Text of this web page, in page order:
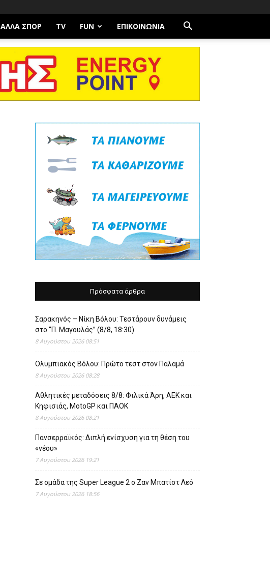
ΆΛΛΑ ΣΠΟΡ TV FUN ΕΠΙΚΟΙΝΩΝΊΑ
Πρόσφατα άρθρα
Σαρακηνός – Νίκη Βόλου: Τεστάρουν δυνάμεις
στο “Π. Μαγουλάς” (8/8, 18:30)
8 Αυγούστου 2026 08:51
Ολυμπιακός Βόλου: Πρώτο τεστ στον Παλαμά
8 Αυγούστου 2026 08:28
Αθλητικές μεταδόσεις 8/8: Φιλικά Άρη, ΑΕΚ και
Κηφισιάς, MotoGP και ΠΑΟΚ
8 Αυγούστου 2026 08:21
Πανσερραϊκός: Διπλή ενίσχυση για τη θέση του
«νέου»
7 Αυγούστου 2026 19:21
Σε ομάδα της Super League 2 o Ζαν Μπατίστ Λεό
7 Αυγούστου 2026 18:56